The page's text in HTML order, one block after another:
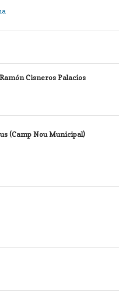
Cisneros Palacios
(Camp Nou Municipal)